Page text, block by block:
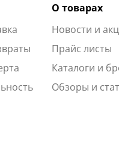
О товарах
Новости и
Прайс листы
Каталоги и
Обзоры и